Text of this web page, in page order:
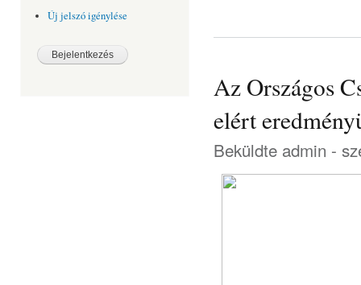
Új jelszó igénylése
Az Országos
elért
Beküldte admin -